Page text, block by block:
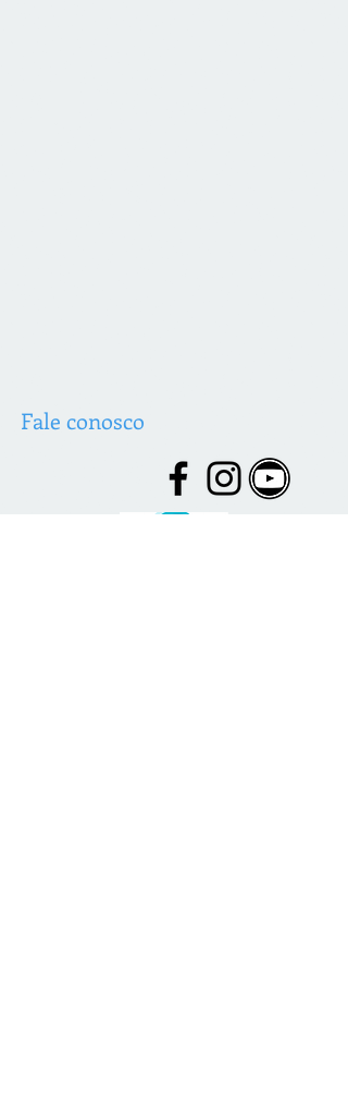
Fale conosco